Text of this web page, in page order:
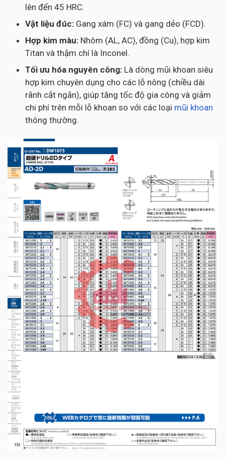
lên đến 45 HRC.
Vật liệu đúc: Gang xám (FC) và gang dẻo (FCD).
Hợp kim màu: Nhôm (AL, AC), đồng (Cu), hợp kim
Titan và thậm chí là Inconel.
Tối ưu hóa nguyên công: Là dòng mũi khoan siêu
hợp kim chuyên dụng cho các lỗ nông (chiều dài
rãnh cắt ngắn), giúp tăng tốc độ gia công và giảm
chi phí trên mỗi lỗ khoan so với các loại mũi khoan
thông thường.